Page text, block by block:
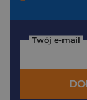
Twój e-mail